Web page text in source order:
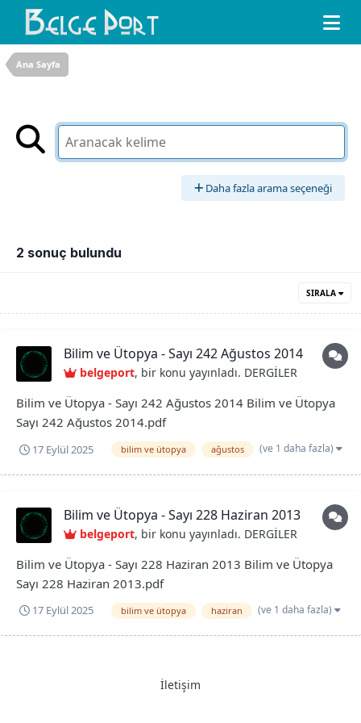
Ana Sayfa
Daha fazla arama seçeneği
2 sonuç bulundu
SIRALA
Bilim ve Ütopya - Sayı 242 Ağustos 2014
belgeport, bir konu yayınladı. DERGİLER
Bilim ve Ütopya - Sayı 242 Ağustos 2014 Bilim ve Ütopya
Sayı 242 Ağustos 2014.pdf
17 Eylül 2025 bilim ve ütopya ağustos (ve 1 daha fazla)
Bilim ve Ütopya - Sayı 228 Haziran 2013
belgeport, bir konu yayınladı. DERGİLER
Bilim ve Ütopya - Sayı 228 Haziran 2013 Bilim ve Ütopya
Sayı 228 Haziran 2013.pdf
17 Eylül 2025 bilim ve ütopya haziran (ve 1 daha fazla)
İletişim